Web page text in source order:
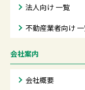
法人向け 一覧
不動産業者向け
会社案内
会社概要